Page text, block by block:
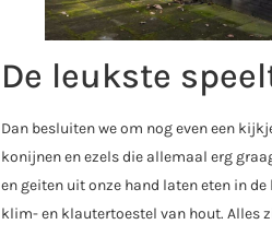
De leukste
Dan besluiten we om nog even een
konijnen en ezels die allemaal erg
en geiten uit onze hand laten eten in
klim- en klautertoestel van hout. Alles